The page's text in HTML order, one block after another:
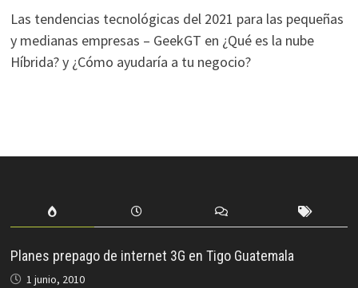
Las tendencias tecnológicas del 2021 para las pequeñas
y medianas empresas – GeekGT en ¿Qué es la nube
Híbrida? y ¿Cómo ayudaría a tu negocio?
Planes prepago de internet 3G en Tigo Guatemala
1 junio, 2010